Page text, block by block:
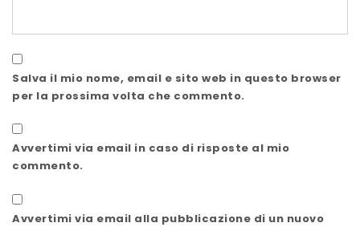
Salva il mio nome, email e sito web in questo browser
per la prossima volta che commento.
Avvertimi via email in caso di risposte al mio
commento.
Avvertimi via email alla pubblicazione di un nuovo